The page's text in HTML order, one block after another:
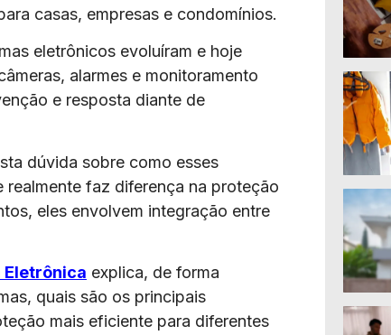
casas, empresas e condomínios.
eletrônicos evoluíram e hoje
alarmes e monitoramento
e resposta diante de
dúvida sobre como esses
faz diferença na proteção
eles envolvem integração entre
Eletrônica explica, de forma
quais são os principais
mais eficiente para diferentes